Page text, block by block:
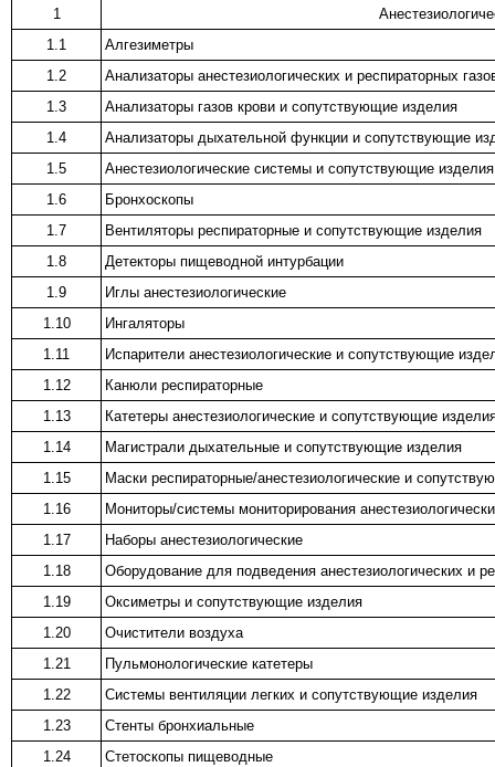
1
1.1
Алгезиметры
1.2
Анализаторы анестезиологических и респираторных
1.3
Анализаторы газов крови и сопутствующие изделия
1.4
Анализаторы дыхательной функции и сопутствующие
1.5
Анестезиологические системы и сопутствующие изделия
1.6
Бронхоскопы
1.7
Вентиляторы респираторные и сопутствующие изделия
1.8
Детекторы пищеводной интурбации
1.9
Иглы анестезиологические
1.10
Ингаляторы
1.11
Испарители анестезиологические и сопутствующие
1.12
Канюли респираторные
1.13
Катетеры анестезиологические и сопутствующие
1.14
Магистрали дыхательные и сопутствующие изделия
1.15
Маски респираторные/анестезиологические и
1.16
Мониторы/системы мониторирования
1.17
Наборы анестезиологические
1.18
Оборудование для подведения анестезиологических и
1.19
Оксиметры и сопутствующие изделия
1.20
Очистители воздуха
1.21
Пульмонологические катетеры
1.22
Системы вентиляции легких и сопутствующие изделия
1.23
Стенты бронхиальные
1.24
Стетоскопы пищеводные